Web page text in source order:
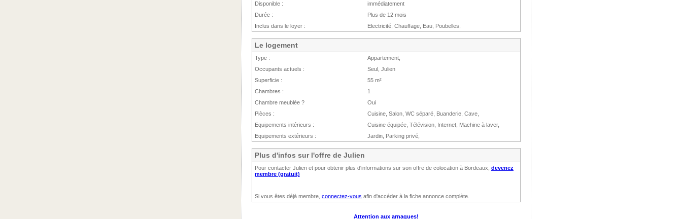
Disponible :
immédiatement
Durée :
Plus de 12 mois
Inclus dans le loyer :
Electricité, Chauffage, Eau, Poubelles,
Le logement
Type :
Appartement,
Occupants actuels :
Seul, Julien
Superficie :
55 m²
Chambres :
1
Chambre meublée ?
Oui
Pièces :
Cuisine, Salon, WC séparé, Buanderie, Cave,
Equipements intérieurs :
Cuisine équipée, Télévision, Internet, Machine à laver,
Equipements extérieurs :
Jardin, Parking privé,
Plus d'infos sur l'offre de Julien
Pour contacter Julien et pour obtenir plus d'informations sur son offre de colocation à Bordeaux, devenez
membre (gratuit)
Si vous êtes déjà membre, connectez-vous afin d'accéder à la fiche annonce complète.
Attention aux arnaques!